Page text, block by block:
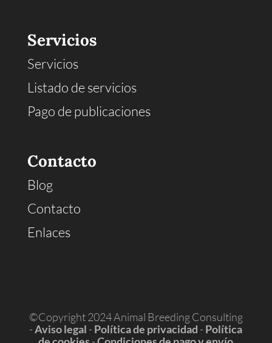
Servicios
Servicios
Listado de servicios
Pago de publicaciones
Contacto
Blog
Contacto
Enlaces
©Copyright 2024 Animal Breeding Consulting
-Aviso legal - Política de privacidad - Política